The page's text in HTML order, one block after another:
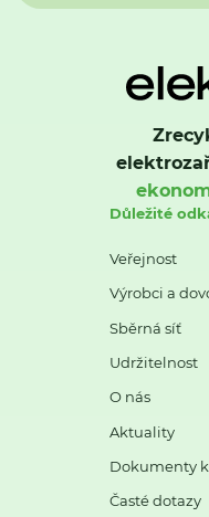
Důležité
Veřejnost
Výrobci a
Sběrná síť
Udržitelnost
O nás
Aktuality
Dokumenty
Časté dotazy